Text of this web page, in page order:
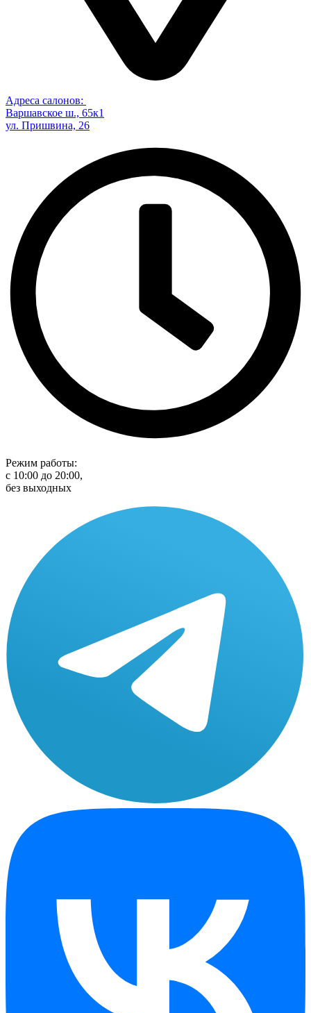
Адреса салонов:
Варшавское ш., 65к1
ул. Пришвина, 26
Режим работы:
с 10:00 до 20:00,
без выходных